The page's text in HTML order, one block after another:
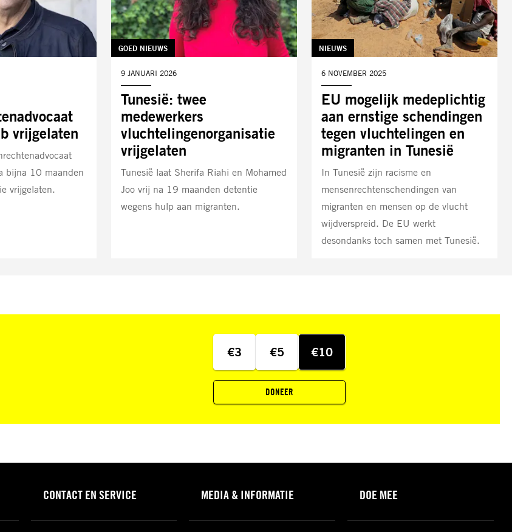
vrijgelaten
bijna 10 maanden
vrijgelaten.
Tunesië: twee
medewerkers
vluchtelingenorganisatie
vrijgelaten
TAG:
GOED NIEUWS
DATUM:
9 JANUARI 2026
Tunesië laat Sherifa Riahi en Mohamed
Joo vrij na 19 maanden detentie
wegens hulp aan migranten.
EU mogelijk medeplichtig
aan ernstige schendingen
tegen vluchtelingen en
migranten in Tunesië
TAG:
NIEUWS
DATUM:
6 NOVEMBER 2025
In Tunesië zijn racisme en
mensenrechtenschendingen van
migranten en mensen op de vlucht
wijdverspreid. De EU werkt
desondanks toch samen met Tunesië.
€3 €5 €10
DONEER
CONTACT EN SERVICE MEDIA & INFORMATIE DOE MEE